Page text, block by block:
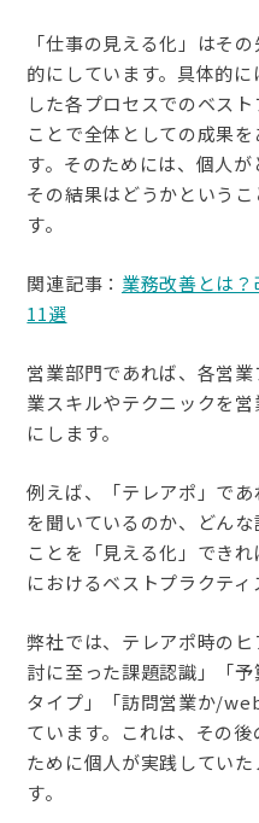
「仕事の見える化」はそ
的にしています。具体的
した各プロセスでのベス
ことで全体としての成果
す。そのためには、個人が
その結果はどうかという
す。
関連記事： 業務改善とは
11選
営業部門であれば、各営
業スキルやテクニックを
にします。
例えば、「テレアポ」で
を聞いているのか、どん
ことを「見える化」できれ
におけるベストプラクティ
弊社では、 テレアポ時の
討に至った課題認識」「
タイプ」「訪問営業か/
ています。これは、その
ために個人が実践してい
す。